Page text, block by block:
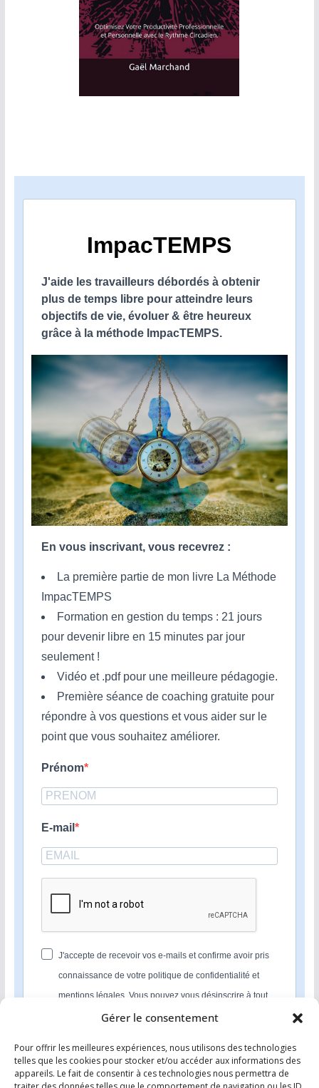
Gérer le consentement
Pour offrir les meilleures expériences, nous utilisons des technologies
telles que les cookies pour stocker et/ou accéder aux informations des
appareils. Le fait de consentir à ces technologies nous permettra de
ImpacTEMPS
J'aide les travailleurs débordés à obtenir
plus de temps libre pour atteindre leurs
objectifs de vie, évoluer & être heureux
grâce à la méthode ImpacTEMPS.
En vous inscrivant, vous recevrez :
La première partie de mon livre La Méthode
ImpacTEMPS
Formation en gestion du temps : 21 jours
pour devenir libre en 15 minutes par jour
seulement !
Vidéo et .pdf pour une meilleure pédagogie.
Première séance de coaching gratuite pour
répondre à vos questions et vous aider sur le
point que vous souhaitez améliorer.
Prénom
E-mail
J'accepte de recevoir vos e-mails et confirme avoir pris
connaissance de votre politique de confidentialité et
mentions légales. Vous pouvez vous désinscrire à tout
moment en cliquant sur le lien présent dans nos emails.
S'INSCRIRE
Nous utilisons Sendinblue en tant que plateforme